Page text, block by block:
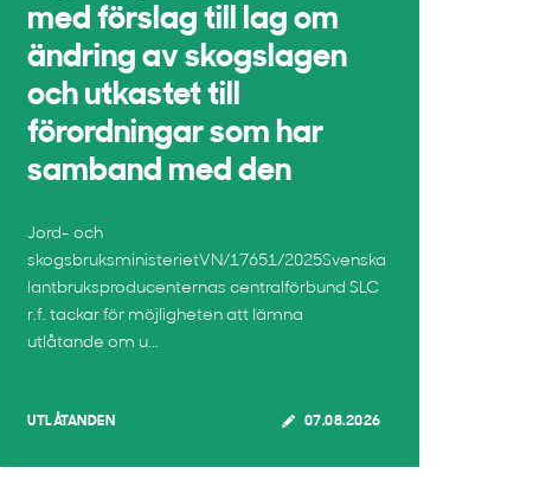
med förslag till lag om
ändring av skogslagen
och utkastet till
förordningar som har
samband med den
Jord- och
skogsbruksministerietVN/17651/2025Svenska
lantbruksproducenternas centralförbund SLC
r.f. tackar för möjligheten att lämna
utlåtande om u...
UTLÅTANDEN 07.08.2026